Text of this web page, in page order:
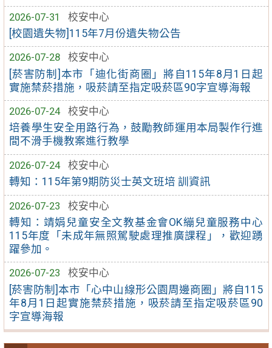
2026-07-31
校安中心
[校園遺失物]115年7月份遺失物公告
2026-07-28
校安中心
[菸害防制]本市「迪化街商圈」將自115年8月1日起
實施禁菸措施，吸菸請至指定吸菸區90字宣導海報
2026-07-24
校安中心
培養學生安全用路行為，鼓勵教師運用本局製作行進
間不滑手機教案進行教學
2026-07-24
校安中心
轉知：115年第9期防災士英文班培 訓資訊
2026-07-23
校安中心
轉知：靖娟兒童安全文教基金會OK繃兒童服務中心
115年度「未成年無照駕駛處理推廣課程」，歡迎踴
躍參加。
2026-07-23
校安中心
[菸害防制]本市「心中山線形公園周邊商圈」將自115
年8月1日起實施禁菸措施，吸菸請至指定吸菸區90
字宣導海報